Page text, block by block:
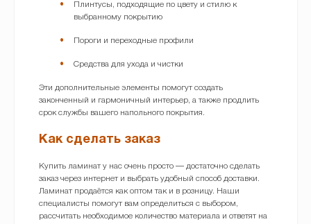
Плинтусы, подходящие по цвету и стилю к
выбранному покрытию
Пороги и переходные профили
Средства для ухода и чистки
Эти дополнительные элементы помогут создать
законченный и гармоничный интерьер, а также продлить
срок службы вашего напольного покрытия.
Как сделать заказ
Купить ламинат у нас очень просто — достаточно сделать
заказ через интернет и выбрать удобный способ доставки.
Ламинат продаётся как оптом так и в розницу. Наши
специалисты помогут вам определиться с выбором,
рассчитать необходимое количество материала и ответят на